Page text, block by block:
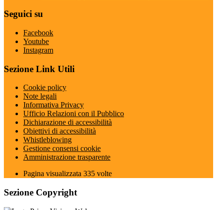
Seguici su
Facebook
Youtube
Instagram
Sezione Link Utili
Cookie policy
Note legali
Informativa Privacy
Ufficio Relazioni con il Pubblico
Dichiarazione di accessibilità
Obiettivi di accessibilità
Whistleblowing
Gestione consensi cookie
Amministrazione trasparente
Pagina visualizzata 335 volte
Sezione Copyright